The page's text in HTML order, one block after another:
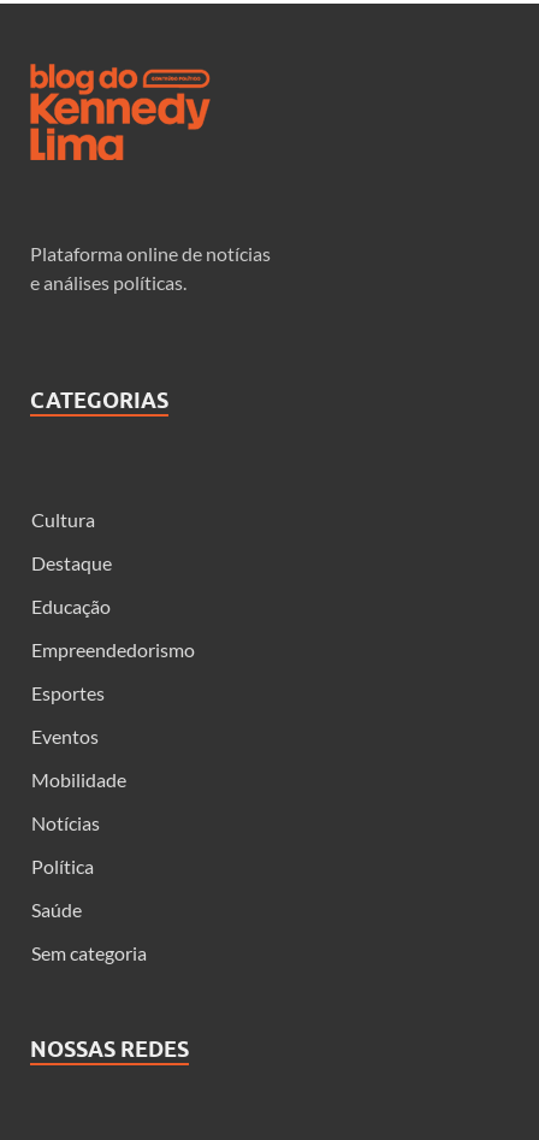
Plataforma online de notícias
e análises políticas.
CATEGORIAS
Cultura
Destaque
Educação
Empreendedorismo
Esportes
Eventos
Mobilidade
Notícias
Política
Saúde
Sem categoria
NOSSAS REDES